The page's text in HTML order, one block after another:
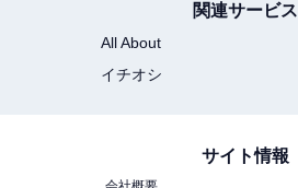
関連サービス
All About
イチオシ
サイト情報